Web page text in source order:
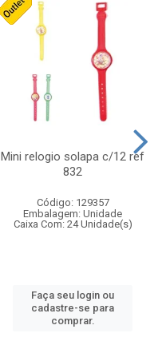
Mini relogio solapa c/12 ref
832
Código: 129357
Embalagem: Unidade
Caixa Com: 24 Unidade(s)
Faça seu login ou
cadastre-se para
comprar.